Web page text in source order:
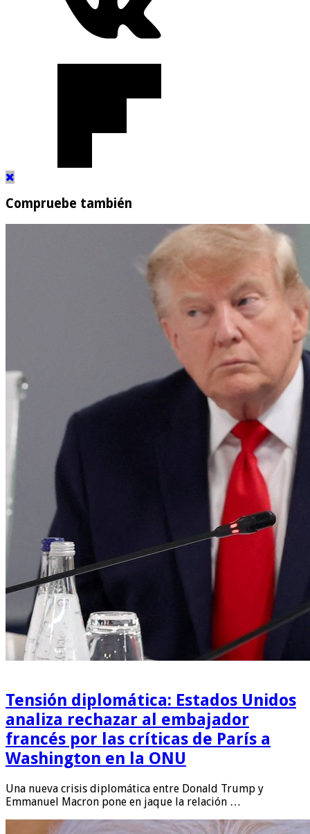
Compruebe también
Tensión diplomática: Estados Unidos
analiza rechazar al embajador
francés por las críticas de París a
Washington en la ONU
Una nueva crisis diplomática entre Donald Trump y
Emmanuel Macron pone en jaque la relación …